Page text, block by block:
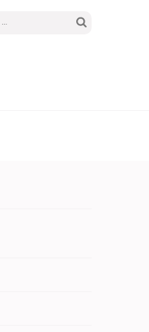
Suchen